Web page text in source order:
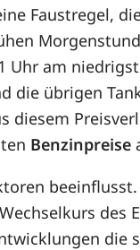
Faustregel,
Uhr am
die übrigen
diesem
Benzinpreise
die